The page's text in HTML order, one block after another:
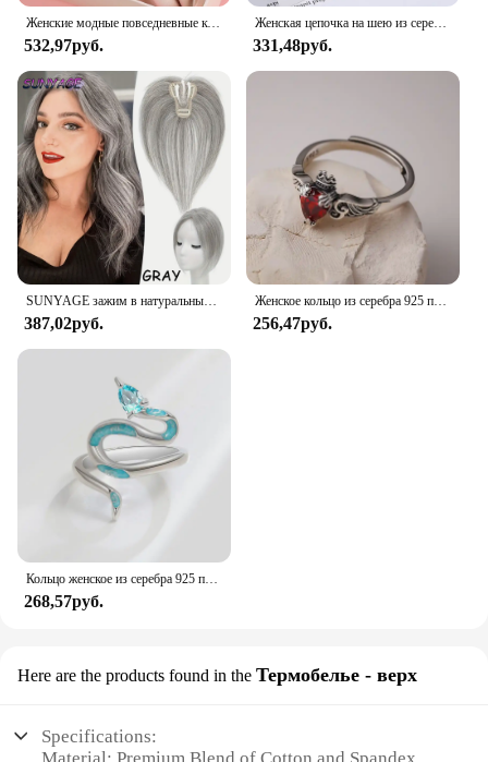
Женские модные повседневные кожаные часы и плюшевый шар украшение бабочка кошелек набор кварцевые наручные часы платье часы Montre Femme
532,97руб.
Женская цепочка на шею из серебра 925 пробы с розовым цирконием
331,48руб.
387,02руб.
Женское кольцо из серебра 925 пробы с красным Цирконом
256,47руб.
268,57руб.
Here are the products found in the Термобелье - верх
Specifications: